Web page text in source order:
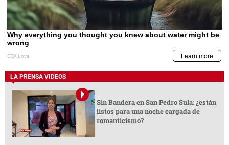
LA PRENSA VIDEOS
Sin Bandera en San Pedro Sula: ¿están
listos para una noche cargada de
romanticismo?